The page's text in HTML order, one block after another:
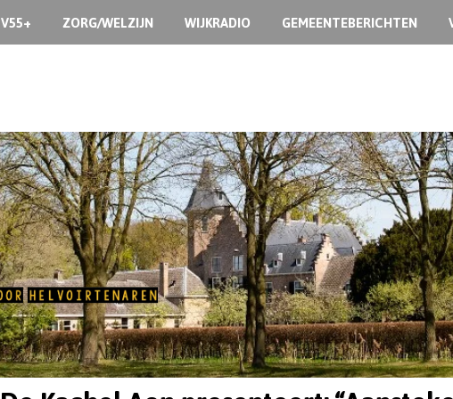
V55+ ZORG/WELZIJN WIJKRADIO GEMEENTEBERICHTEN